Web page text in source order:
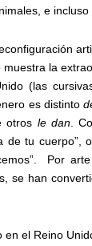
e incluso
muestra la
(las
es distinto
otros le dan.
tu cuerpo”,
Por
se han
el Reino